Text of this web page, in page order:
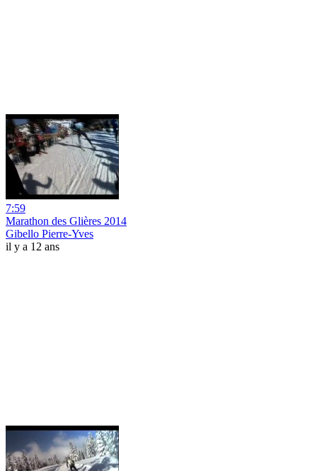
7:59
Marathon des Glières 2014
Gibello Pierre-Yves
il y a 12 ans